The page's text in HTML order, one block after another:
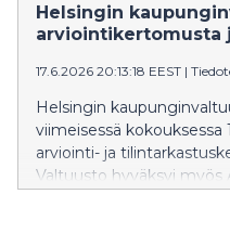
Helsingin
arviointikertomusta
17.6.2026 20:13:18 EEST |
Helsingin
viimeisessä kokouksessa
arviointi- ja
Valtuusto hyväksyi